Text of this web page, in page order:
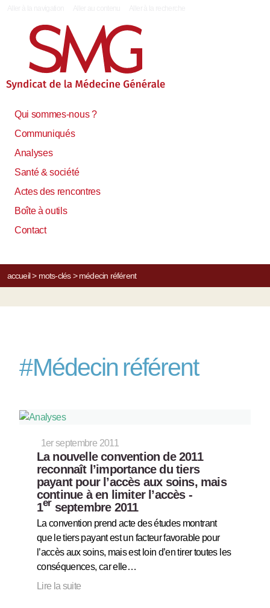
Qui sommes-nous ?
Communiqués
Analyses
Santé & société
Actes des rencontres
Boîte à outils
Contact
accueil> mots-clés> médecin référent
#Médecin référent
1er septembre 2011
La nouvelle convention de 2011
reconnaît l’importance du tiers
payant pour l’accès aux soins, mais
continue à en limiter l’accès -
1er septembre 2011
La convention prend acte des études montrant
que le tiers payant est un facteur favorable pour
l’accès aux soins, mais est loin d’en tirer toutes les
conséquences, car elle…
Lire la suite